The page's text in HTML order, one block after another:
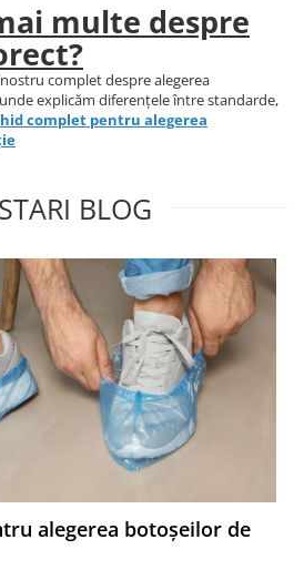
multe despre
complet despre alegerea
explicăm diferențele între standarde,
complet pentru alegerea
BLOG
alegerea botoșeilor de